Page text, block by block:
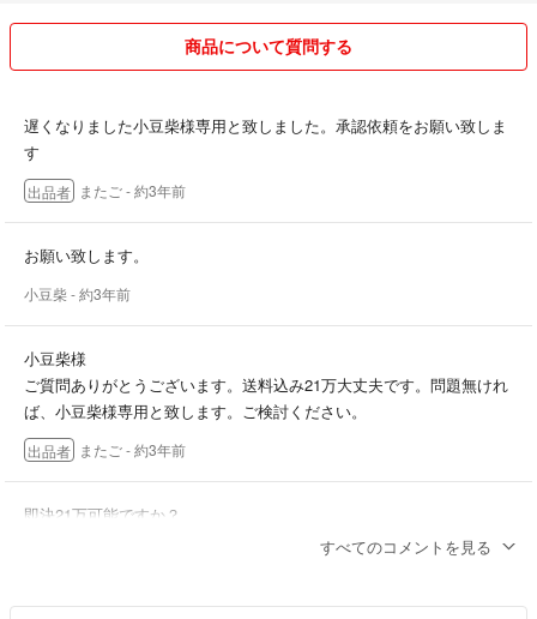
商品について質問する
遅くなりました小豆柴様専用と致しました。承認依頼をお願い致しま
す
出品者 またご- 約3年前
お願い致します。
小豆柴- 約3年前
小豆柴様
ご質問ありがとうございます。送料込み21万大丈夫です。問題無けれ
ば、小豆柴様専用と致します。ご検討ください。
出品者 またご- 約3年前
即決21万可能ですか？
すべてのコメントを見る